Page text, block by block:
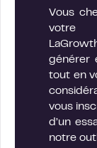
Vous
votre
générer
tout en
vous
d’un
notre